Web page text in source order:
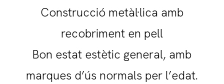
Construcció metàl·lica amb
recobriment en pell
Bon estat estètic general, amb
marques d’ús normals per l’edat.